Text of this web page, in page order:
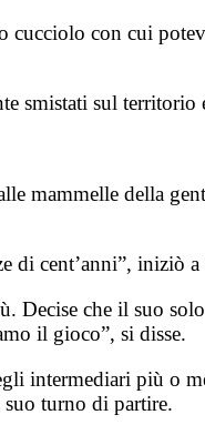
cucciolo con cui
smistati sul territorio
mammelle della
di cent’anni”, iniziò a
Decise che il suo
il gioco”, si disse.
intermediari più o
turno di partire.